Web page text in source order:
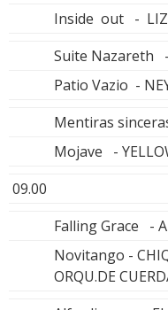
Inside out - LIZ
Suite Nazareth -
Patio Vazio -
Mentiras
Mojave -
09.00
Falling Grace -
Novitango -
ORQU.DE